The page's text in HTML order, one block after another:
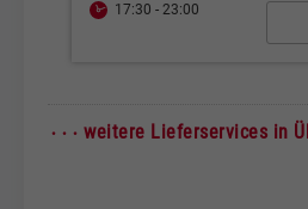
17:30 - 23:00
· · · weitere Lieferservices in